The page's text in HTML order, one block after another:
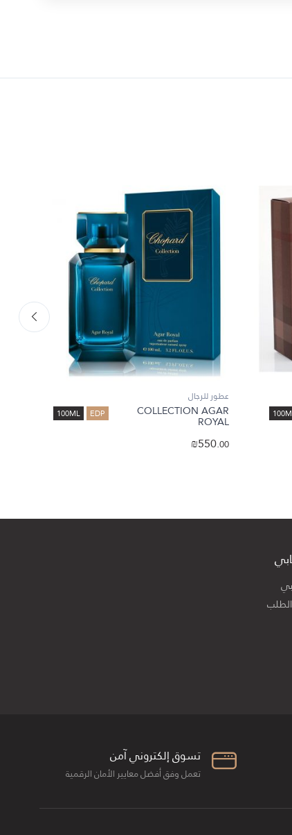
عطور للرجال
100ML EDP COLLECTION AGAR
ROYAL
₪550.00
تسوق إلكتروني آمن
تعمل وفق أفضل معايير الأمان الرقمية